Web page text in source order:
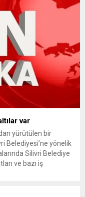
var
yürütülen bir
Belediyesi’ne yönelik
Silivri Belediye
ve bazı iş
İstanbul’da...